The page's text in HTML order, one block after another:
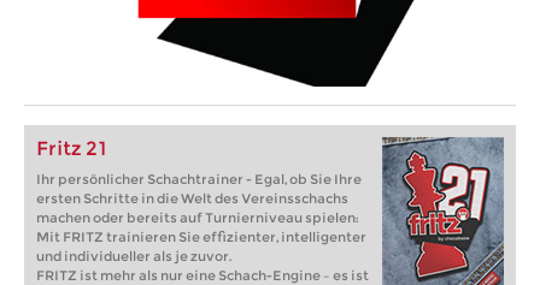
Fritz 21
Ihr persönlicher Schachtrainer - Egal, ob Sie Ihre
ersten Schritte in die Welt des Vereinsschachs
machen oder bereits auf Turnierniveau spielen:
Mit FRITZ trainieren Sie effizienter, intelligenter
und individueller als je zuvor.
FRITZ ist mehr als nur eine Schach-Engine – es ist